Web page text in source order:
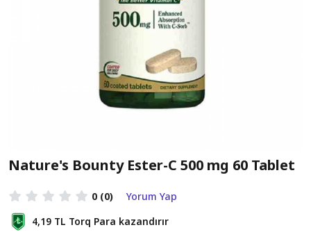
Nature's Bounty Ester-C 500 mg 60 Tablet
0 (0)
Yorum Yap
4,19 TL Torq Para kazandırır